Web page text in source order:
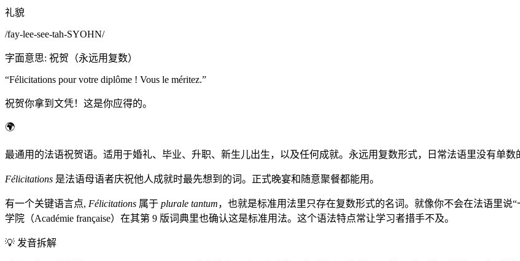
礼貌
/fay-lee-see-tah-SYOHN/
字面意思: 祝贺（永远用复数）
“Félicitations pour votre diplôme ! Vous le méritez.”
祝贺你拿到文凭！这是你应得的。
🌍
最通用的法语祝贺语。适用于婚礼、毕业、升职、新生儿出生，以及任何成就。永远用复数形式，日常法语里没有单数
Félicitations 是法语母语者庆祝他人成就时最先想到的词。正式晚宴和随意聚餐都能用。
有一个关键语言点, Félicitations 属于 plurale tantum，也就是标准用法里只存在复数形式的名词。就像你不会在法语里说“
学院（Académie française）在其第 9 版词典里也确认这是标准用法。这个语法特点常让学习者措手不及。
💡 发音拆解